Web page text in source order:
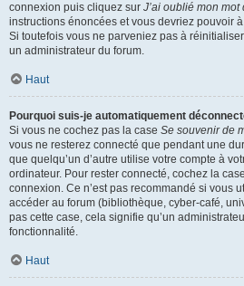
connexion puis cliquez sur J’ai oublié mon mot
instructions énoncées et vous devriez pouvoir
Si toutefois vous ne parveniez pas à
un administrateur du forum.
Haut
Pourquoi suis-je automatiquement
Si vous ne cochez pas la case Se souvenir de
vous ne resterez connecté que pendant une
que quelqu’un d’autre utilise votre compte à
ordinateur. Pour rester connecté, cochez la case
connexion. Ce n’est pas recommandé si vous
accéder au forum (bibliothèque, cyber-café,
pas cette case, cela signifie qu’un
fonctionnalité.
Haut